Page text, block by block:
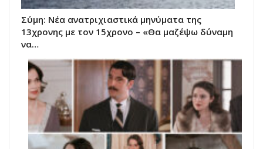
Σύμη: Nέα ανατριχιαστικά μηνύματα της
13χρονης με τον 15χρονο – «Θα μαζέψω δύναμη
να…